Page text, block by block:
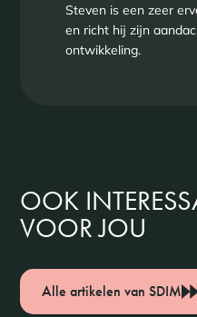
Steven is een zeer
en richt hij zijn
ontwikkeling.
OOK
VOOR JOU
Alle artikelen van SDIM